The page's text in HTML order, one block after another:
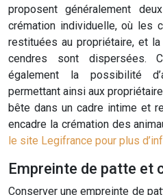
proposent généralement
crémation individuelle, où les
restituées au propriétaire, et
cendres sont dispersées.
également la possibilité
permettant ainsi aux
bête dans un cadre intime et
encadre la crémation des
le site Legifrance pour plus
Empreinte de patte et
Conserver une empreinte de